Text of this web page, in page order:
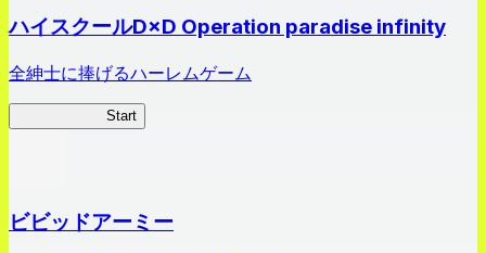
ハイスクールD×D Operation paradise infinity
全紳士に捧げるハーレムゲーム
Start
ビビッドアーミー